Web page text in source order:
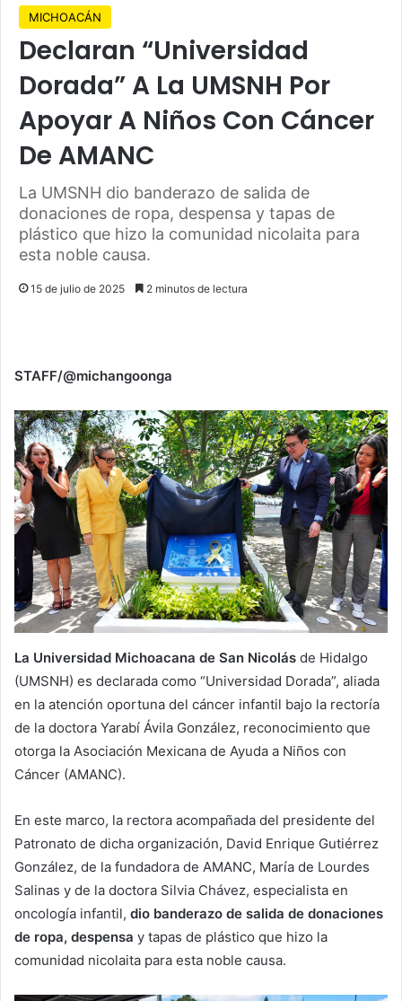
MICHOACÁN
Declaran “Universidad
Dorada” A La UMSNH Por
Apoyar A Niños Con Cáncer
De AMANC
La UMSNH dio banderazo de salida de
donaciones de ropa, despensa y tapas de
plástico que hizo la comunidad nicolaita para
esta noble causa.
15 de julio de 2025 2 minutos de lectura
STAFF/@michangoonga
La Universidad Michoacana de San Nicolás de Hidalgo
(UMSNH) es declarada como “Universidad Dorada”, aliada
en la atención oportuna del cáncer infantil bajo la rectoría
de la doctora Yarabí Ávila González, reconocimiento que
otorga la Asociación Mexicana de Ayuda a Niños con
Cáncer (AMANC).
En este marco, la rectora acompañada del presidente del
Patronato de dicha organización, David Enrique Gutiérrez
González, de la fundadora de AMANC, María de Lourdes
Salinas y de la doctora Silvia Chávez, especialista en
oncología infantil, dio banderazo de salida de donaciones
de ropa, despensa y tapas de plástico que hizo la
comunidad nicolaita para esta noble causa.